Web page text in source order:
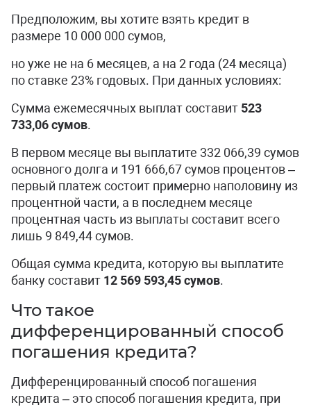
Предположим, вы хотите взять кредит в
размере 10 000 000 сумов,
но уже не на 6 месяцев, а на 2 года (24 месяца)
по ставке 23% годовых. При данных условиях:
Сумма ежемесячных выплат составит 523
733,06 сумов.
В первом месяце вы выплатите 332 066,39 сумов
основного долга и 191 666,67 сумов процентов –
первый платеж состоит примерно наполовину из
процентной части, а в последнем месяце
процентная часть из выплаты составит всего
лишь 9 849,44 сумов.
Общая сумма кредита, которую вы выплатите
банку составит 12 569 593,45 сумов.
Что такое
дифференцированный способ
погашения кредита?
Дифференцированный способ погашения
кредита – это способ погашения кредита, при